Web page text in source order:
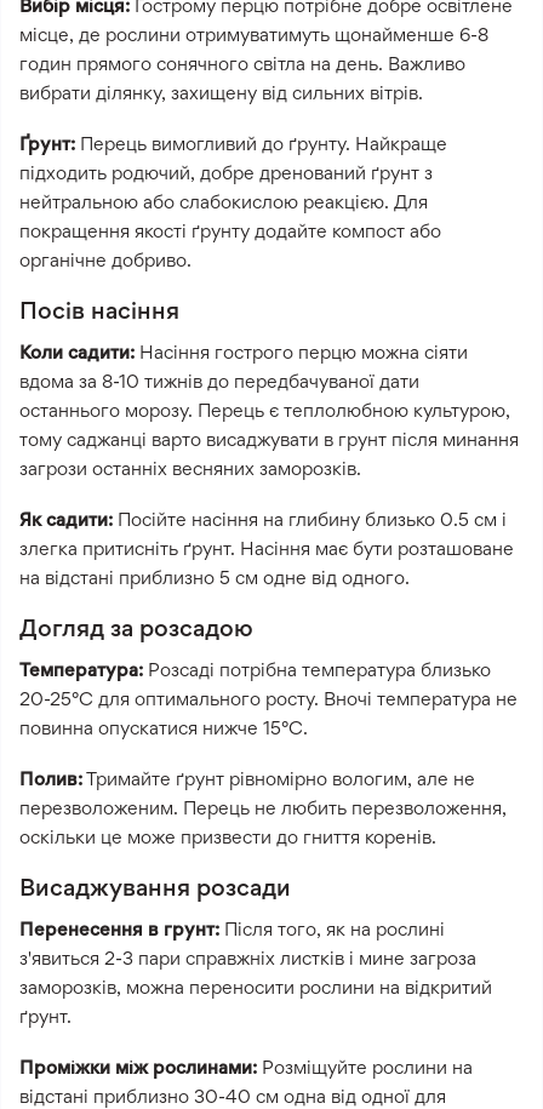
Вибір місця: Гострому перцю потрібне добре освітлене
місце, де рослини отримуватимуть щонайменше 6-8
годин прямого сонячного світла на день. Важливо
вибрати ділянку, захищену від сильних вітрів.
Ґрунт: Перець вимогливий до ґрунту. Найкраще
підходить родючий, добре дренований ґрунт з
нейтральною або слабокислою реакцією. Для
покращення якості ґрунту додайте компост або
органічне добриво.
Посів насіння
Коли садити: Насіння гострого перцю можна сіяти
вдома за 8-10 тижнів до передбачуваної дати
останнього морозу. Перець є теплолюбною культурою,
тому саджанці варто висаджувати в грунт після минання
загрози останніх весняних заморозків.
Як садити: Посійте насіння на глибину близько 0.5 см і
злегка притисніть ґрунт. Насіння має бути розташоване
на відстані приблизно 5 см одне від одного.
Догляд за розсадою
Температура: Розсаді потрібна температура близько
20-25°C для оптимального росту. Вночі температура не
повинна опускатися нижче 15°C.
Полив:Тримайте ґрунт рівномірно вологим, але не
перезволоженим. Перець не любить перезволоження,
оскільки це може призвести до гниття коренів.
Висаджування розсади
Перенесення в грунт: Після того, як на рослині
з'явиться 2-3 пари справжніх листків і мине загроза
заморозків, можна переносити рослини на відкритий
ґрунт.
Проміжки між рослинами: Розміщуйте рослини на
відстані приблизно 30-40 см одна від одної для